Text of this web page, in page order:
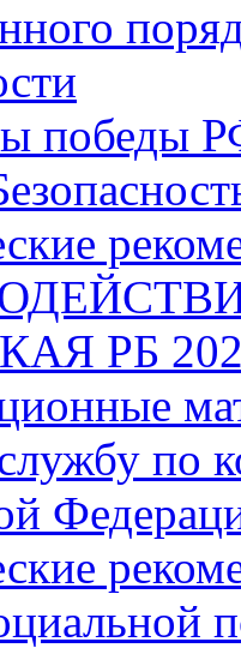
победы
РБ
по